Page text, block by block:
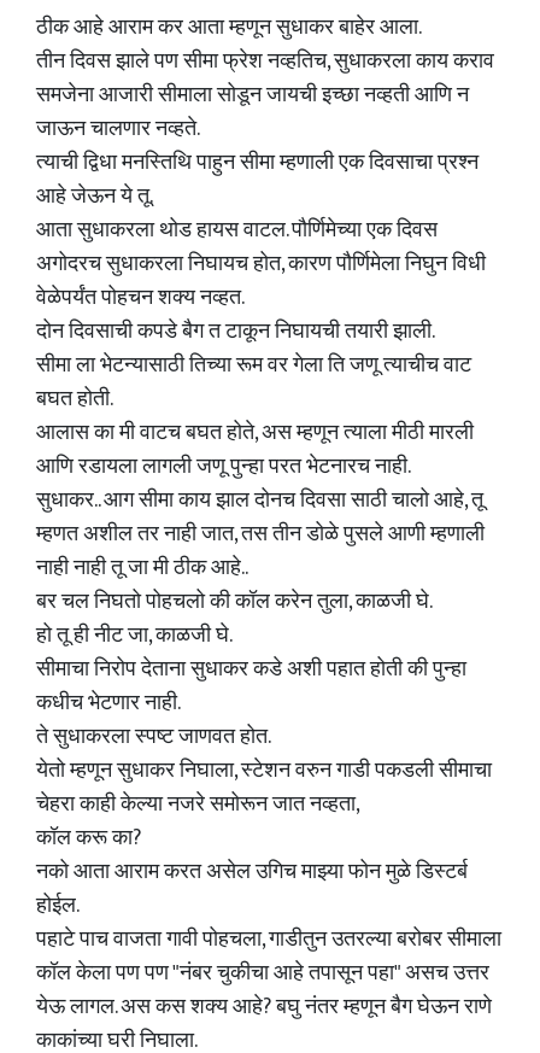
ठीक आहे आराम कर आता म्हणून सुधाकर बाहेर आला.
तीन दिवस झाले पण सीमा फ्रेश नव्हतिच, सुधाकरला काय कराव
समजेना आजारी सीमाला सोडून जायची इच्छा नव्हती आणि न
जाऊन चालणार नव्हते.
त्याची द्विधा मनस्तिथि पाहुन सीमा म्हणाली एक दिवसाचा प्रश्न
आहे जेऊन ये तू.
आता सुधाकरला थोड हायस वाटल. पौर्णिमेच्या एक दिवस
अगोदरच सुधाकरला निघायच होत, कारण पौर्णिमेला निघुन विधी
वेळेपर्यंत पोहचन शक्य नव्हत.
दोन दिवसाची कपडे बैग त टाकून निघायची तयारी झाली.
सीमा ला भेटन्यासाठी तिच्या रूम वर गेला ति जणू त्याचीच वाट
बघत होती.
आलास का मी वाटच बघत होते, अस म्हणून त्याला मीठी मारली
आणि रडायला लागली जणू पुन्हा परत भेटनारच नाही.
सुधाकर.. आग सीमा काय झाल दोनच दिवसा साठी चालो आहे, तू
म्हणत अशील तर नाही जात, तस तीन डोळे पुसले आणी म्हणाली
नाही नाही तू जा मी ठीक आहे..
बर चल निघतो पोहचलो की कॉल करेन तुला, काळजी घे.
हो तू ही नीट जा, काळजी घे.
सीमाचा निरोप देताना सुधाकर कडे अशी पहात होती की पुन्हा
कधीच भेटणार नाही.
ते सुधाकरला स्पष्ट जाणवत होत.
येतो म्हणून सुधाकर निघाला, स्टेशन वरुन गाडी पकडली सीमाचा
चेहरा काही केल्या नजरे समोरून जात नव्हता,
कॉल करू का?
नको आता आराम करत असेल उगिच माझ्या फोन मुळे डिस्टर्ब
होईल.
पहाटे पाच वाजता गावी पोहचला, गाडीतुन उतरल्या बरोबर सीमाला
कॉल केला पण पण "नंबर चुकीचा आहे तपासून पहा" असच उत्तर
येऊ लागल. अस कस शक्य आहे? बघु नंतर म्हणून बैग घेऊन राणे
काकांच्या घरी निघाला.